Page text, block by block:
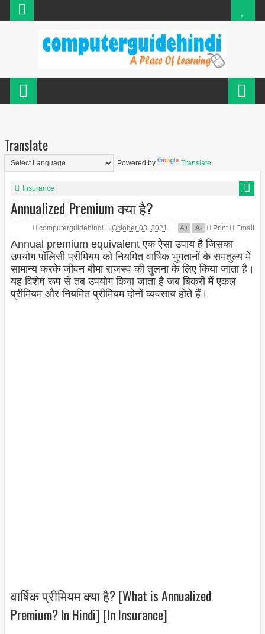
Translate
Powered by Translate
Insurance
Annualized Premium क्या है?
computerguidehindi October 03, 2021 A+ A- Print Email
Annual premium equivalent एक ऐसा उपाय है जिसका
उपयोग पॉलिसी प्रीमियम को नियमित वार्षिक भुगतानों के समतुल्य में
सामान्य करके जीवन बीमा राजस्व की तुलना के लिए किया जाता है।
यह विशेष रूप से तब उपयोग किया जाता है जब बिक्री में एकल
प्रीमियम और नियमित प्रीमियम दोनों व्यवसाय होते हैं।
वार्षिक प्रीमियम क्या है? [What is Annualized
Premium? In Hindi] [In Insurance]